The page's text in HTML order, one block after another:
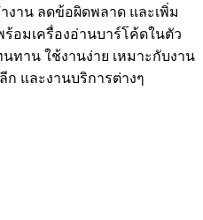
งาน ลดข้อผิดพลาด และเพิ่ม
อมเครื่องอ่านบาร์โค้ดในตัว
ทาน ใช้งานง่าย เหมาะกับงาน
และงานบริการต่างๆ